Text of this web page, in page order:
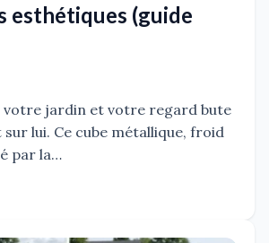
esthétiques (guide
votre jardin et votre regard bute
lui. Ce cube métallique, froid
par la…